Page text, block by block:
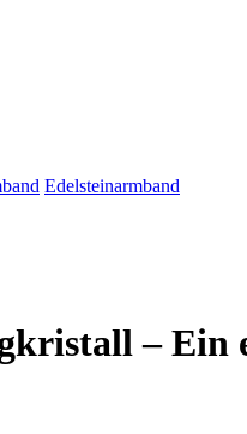
Edelsteinarmband
– Ein